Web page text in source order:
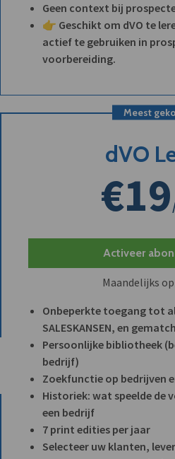
Geen context bij
👉 Geschikt om dVO te
actief te gebruiken in
voorbereiding.
Meest
dVO
€19
Activeer
Maandelijks
Onbeperkte toegang tot
SALESKANSEN, en
Persoonlijke bibliotheek
bedrijf)
Zoekfunctie op bedrijven
Historiek: wat speelde de
een bedrijf
7 print edities per jaar
Selecteer uw klanten,